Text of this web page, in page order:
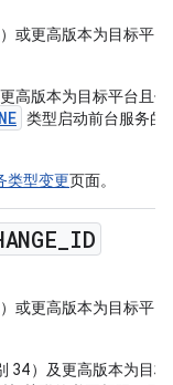
或更高版本为目标平
高版本为目标平台且
类型启动前台服务的
类型变更页面。
ID
或更高版本为目标平
34）及更高版本为目